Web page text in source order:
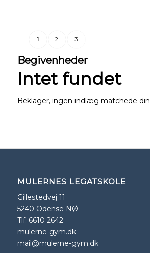
1 2 3
Begivenheder
Intet fundet
Beklager, ingen indlæg matchede
MULERNES LEGATSKOLE
Gillestedvej 11
5240 Odense NØ
Tlf. 6610 2642
mulerne-gym.dk
mail@mulerne-gym.dk